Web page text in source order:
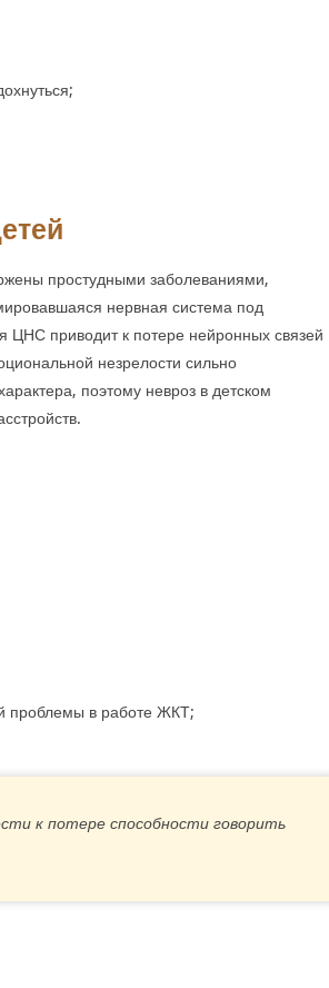
простудными заболеваниями,
нервная система под
ЦНС приводит к потере нейронных связей
незрелости сильно
поэтому невроз в детском
проблемы в работе ЖКТ;
к потере способности говорить